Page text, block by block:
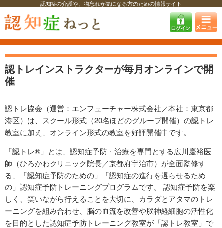
認知症の介護や、物忘れが気になる方のための情報サイト
認知症ねっと 予防活動のご案内 認トレ教室オンラインクラス
認トレ教室オンラインクラス
認トレインストラクターが毎月オンラインで開
催
認トレ協会（運営：エンフューチャー株式会社／本社：東京都
港区）は、スクール形式（20名ほどのグループ開催）の認トレ
教室に加え、オンライン形式の教室を好評開催中です。
「認トレ®︎」とは、認知症予防・治療を専門とする広川慶裕医
師（ひろかわクリニック院長／京都府宇治市）が全面監修す
る、「認知症予防のための」「認知症の進行を遅らせるため
の」認知症予防トレーニングプログラムです。 認知症予防を楽
しく、笑いながら行えることを大切に、カラダとアタマのトレ
ーニングを組み合わせ、脳の血流を改善や脳神経細胞の活性化
を目的とした認知症予防トレーニング教室が「認トレ教室」で